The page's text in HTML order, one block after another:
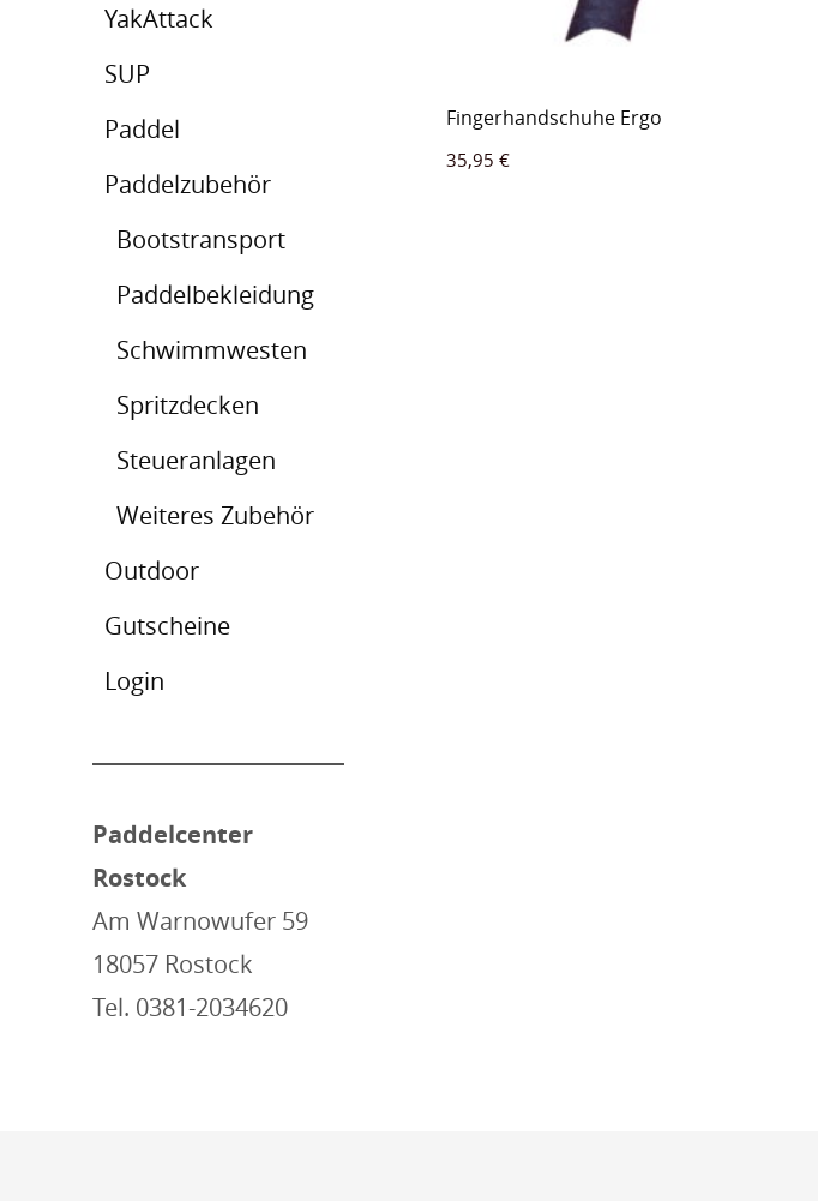
Fingerhandschuhe Ergo
35,95 €
YakAttack
SUP
Paddel
Paddelzubehör
Bootstransport
Paddelbekleidung
Schwimmwesten
Spritzdecken
Steueranlagen
Weiteres Zubehör
Outdoor
Gutscheine
Login
Paddelcenter
Rostock
Am Warnowufer 59
18057 Rostock
Tel. 0381-2034620